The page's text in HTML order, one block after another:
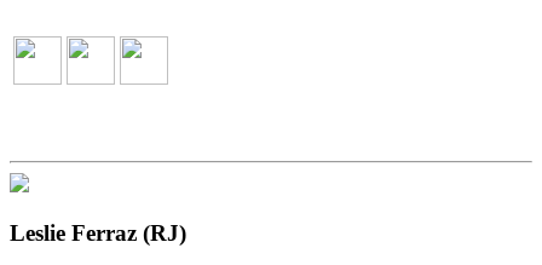
Leslie Ferraz (RJ)